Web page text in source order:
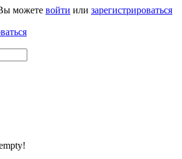
можете войти или зарегистрироваться